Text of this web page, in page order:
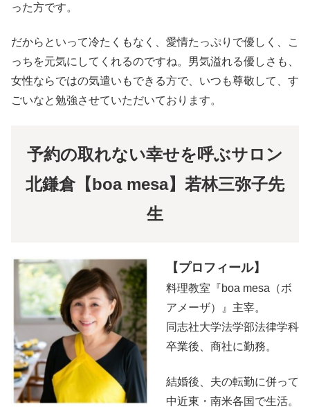
った方です。
だからといって冷たくもなく、愛情たっぷりで優しく、こ
っちを元気にしてくれるのですね。男気溢れる優しさも、
女性ならではの気遣いもできる方で、いつも尊敬して、す
ごいなと勉強させていただいております。
予約の取れない幸せを呼ぶサロン
北鎌倉【boa mesa】若林三弥子先
生
【プロフィール】
料理教室『boa mesa（ボ
アメーザ）』主宰。
同志社大学法学部法律学科
卒業後、商社に勤務。
結婚後、夫の転勤に併って
中近東・南米各国で生活。